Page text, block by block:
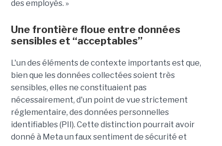
des employés. »
Une frontière floue entre données
sensibles et “acceptables”
L'un des éléments de contexte importants est que,
bien que les données collectées soient très
sensibles, elles ne constituaient pas
nécessairement, d'un point de vue strictement
réglementaire, des données personnelles
identifiables (PII). Cette distinction pourrait avoir
donné à Meta un faux sentiment de sécurité et